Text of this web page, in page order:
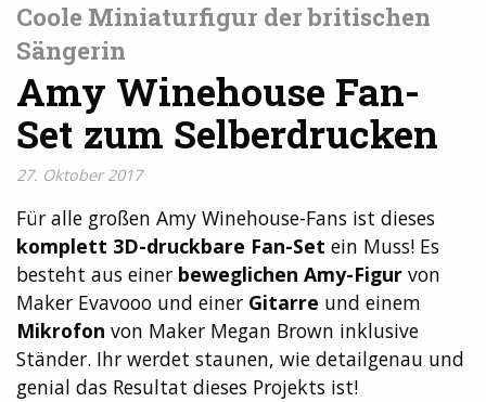
Coole Miniaturfigur der britischen
Sängerin
Amy Winehouse Fan-
Set zum Selberdrucken
27. Oktober 2017
Für alle großen Amy Winehouse-Fans ist dieses
komplett 3D-druckbare Fan-Set ein Muss! Es
besteht aus einer beweglichen Amy-Figur von
Maker Evavooo und einer Gitarre und einem
Mikrofon von Maker Megan Brown inklusive
Ständer. Ihr werdet staunen, wie detailgenau und
genial das Resultat dieses Projekts ist!